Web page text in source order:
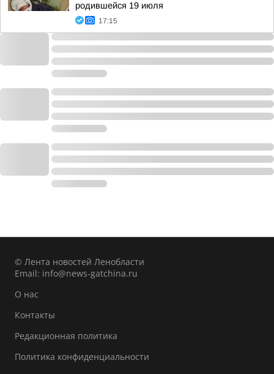
родившейся 19 июля
17:15
© Лента новостей Ленобласти
Email: info@news-gatchina.ru
О нас
Контакты
Редакционная политика
Политика конфиденциальности